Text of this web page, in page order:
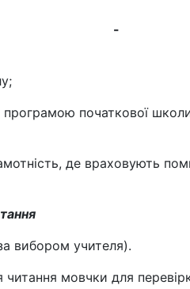
-
початкової
де враховують
вибором учителя).
мовчки для